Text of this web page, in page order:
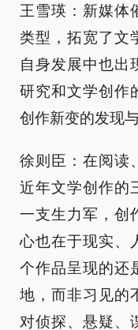
王雪瑛：新媒体
类型，拓宽了文
自身发展中也出
研究和文学创作
创作新变的发现
徐则臣：在阅读
近年文学创作的
一支生力军，创
心也在于现实、
个作品呈现的还
地，而非习见的
对侦探、悬疑、